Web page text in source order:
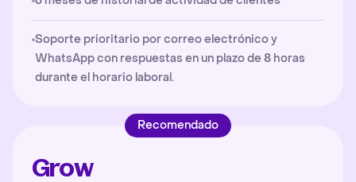
Soporte prioritario por correo electrónico y
WhatsApp con respuestas en un plazo de 8 horas
durante el horario laboral.
Recomendado
Grow